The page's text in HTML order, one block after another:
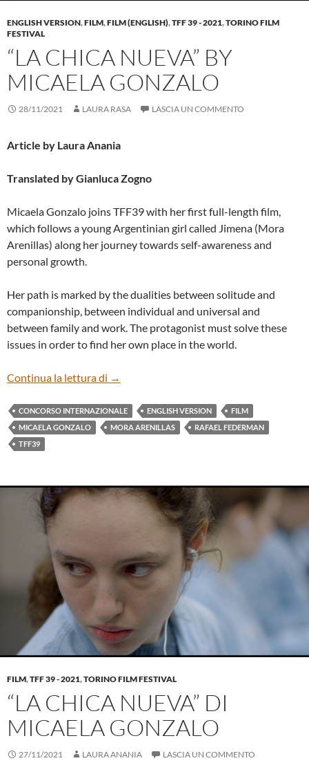
ENGLISH VERSION,FILM,FILM (ENGLISH),TFF 39 - 2021,TORINO FILM
FESTIVAL
“LA CHICA NUEVA” BY
MICAELA GONZALO
28/11/2021 LAURA RASA LASCIA UN COMMENTO
Article by Laura Anania
Translated by Gianluca Zogno
Micaela Gonzalo joins TFF39 with her first full-length film,
which follows a young Argentinian girl called Jimena (Mora
Arenillas) along her journey towards self-awareness and
personal growth.
Her path is marked by the dualities between solitude and
companionship, between individual and universal and
between family and work. The protagonist must solve these
issues in order to find her own place in the world.
Continua la lettura di “LA CHICA NUEVA” BY MICAELA
→
CONCORSO INTERNAZIONALE ENGLISH VERSION
FILM
MICAELA GONZALO
MORA ARENILLAS
RAFAEL FEDERMAN
TFF39
FILM,TFF 39 - 2021,TORINO FILM FESTIVAL
“LA CHICA NUEVA” DI
MICAELA GONZALO
27/11/2021 LAURA ANANIA LASCIA UN COMMENTO